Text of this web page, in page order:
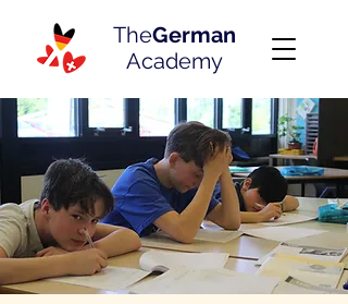
TheGerman
Academy